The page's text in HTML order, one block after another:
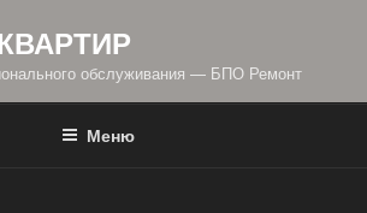
обслуживания — БПО Ремонт
Меню